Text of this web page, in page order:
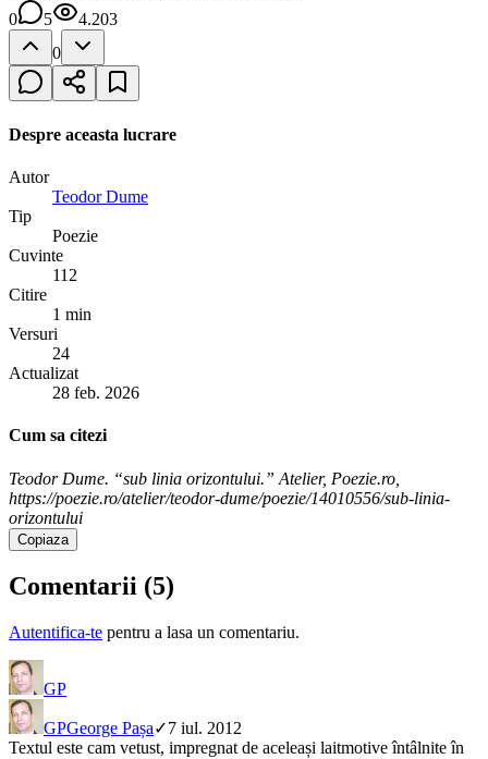
0
5
4.203
0
Despre aceasta lucrare
Autor
Teodor Dume
Tip
Poezie
Cuvinte
112
Citire
1 min
Versuri
24
Actualizat
28 feb. 2026
Cum sa citezi
Teodor Dume. “sub linia orizontului.” Atelier, Poezie.ro,
https://poezie.ro/atelier/teodor-dume/poezie/14010556/sub-linia-
orizontului
Copiaza
Comentarii (5)
Autentifica-te pentru a lasa un comentariu.
GP
GPGeorge Pașa✓7 iul. 2012
Textul este cam vetust, impregnat de aceleași laitmotive întâlnite în